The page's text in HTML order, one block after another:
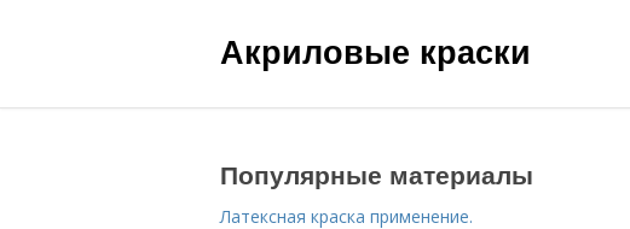
Акриловые краски
Популярные материалы
Латексная краска применение.